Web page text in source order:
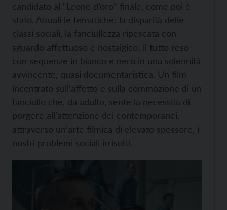
candidato al “Leone d’oro” finale, come poi è
stato. Attuali le tematiche: la disparità delle
classi sociali, la fanciullezza ripescata con
sguardo affettuoso e nostalgico; il tutto reso
con sequenze in bianco e nero in una solennità
avvincente, quasi documentaristica. Un film
incentrato sull’affetto e sulla commozione di un
fanciullo che, da adulto, sente la necessità di
porgere all’attenzione dei contemporanei,
attraverso un’arte filmica di elevato spessore, i
nostri problemi sociali irrisolti.